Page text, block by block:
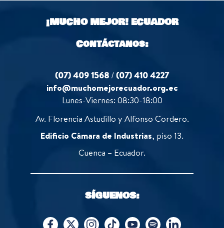
5
t
¡MUCHO MEJOR!ECUADOR
Contáctanos:
(07) 409 1568 /(07) 410 4227
info@muchomejorecuador.org.ec
Lunes-Viernes: 08:30-18:00
Av. Florencia Astudillo y Alfonso Cordero.
Edificio Cámara de Industrias, piso 13.
Cuenca – Ecuador.
SÍGUENOS: